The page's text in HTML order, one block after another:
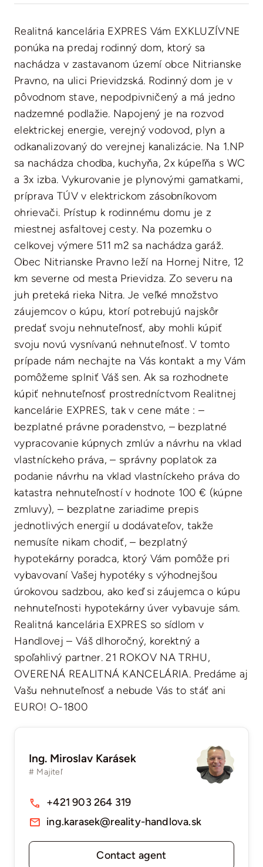
Realitná kancelária EXPRES Vám EXKLUZÍVNE
ponúka na predaj rodinný dom, ktorý sa
nachádza v zastavanom území obce Nitrianske
Pravno, na ulici Prievidzská. Rodinný dom je v
pôvodnom stave, nepodpivničený a má jedno
nadzemné podlažie. Napojený je na rozvod
elektrickej energie, verejný vodovod, plyn a
odkanalizovaný do verejnej kanalizácie. Na 1.NP
sa nachádza chodba, kuchyňa, 2x kúpeľňa s WC
a 3x izba. Vykurovanie je plynovými gamatkami,
príprava TÚV v elektrickom zásobníkovom
ohrievači. Prístup k rodinnému domu je z
miestnej asfaltovej cesty. Na pozemku o
celkovej výmere 511 m2 sa nachádza garáž.
Obec Nitrianske Pravno leží na Hornej Nitre, 12
km severne od mesta Prievidza. Zo severu na
juh preteká rieka Nitra. Je veľké množstvo
záujemcov o kúpu, ktorí potrebujú najskôr
predať svoju nehnuteľnosť, aby mohli kúpiť
svoju novú vysnívanú nehnuteľnosť. V tomto
prípade nám nechajte na Vás kontakt a my Vám
pomôžeme splniť Váš sen. Ak sa rozhodnete
kúpiť nehnuteľnosť prostredníctvom Realitnej
kancelárie EXPRES, tak v cene máte : –
bezplatné právne poradenstvo, – bezplatné
vypracovanie kúpnych zmlúv a návrhu na vklad
vlastníckeho práva, – správny poplatok za
podanie návrhu na vklad vlastníckeho práva do
katastra nehnuteľností v hodnote 100 € (kúpne
zmluvy), – bezplatne zariadime prepis
jednotlivých energií u dodávateľov, takže
nemusíte nikam chodiť, – bezplatný
hypotekárny poradca, ktorý Vám pomôže pri
vybavovaní Vašej hypotéky s výhodnejšou
úrokovou sadzbou, ako keď si záujemca o kúpu
nehnuteľnosti hypotekárny úver vybavuje sám.
Realitná kancelária EXPRES so sídlom v
Handlovej – Váš dlhoročný, korektný a
spoľahlivý partner. 21 ROKOV NA TRHU,
OVERENÁ REALITNÁ KANCELÁRIA. Predáme aj
Vašu nehnuteľnosť a nebude Vás to stáť ani
EURO! O-1800
Ing. Miroslav Karásek
# Majiteľ
Contact agent
+421 903 264 319
ing.karasek@reality-handlova.sk